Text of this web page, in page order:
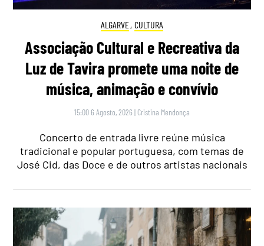
ALGARVE, CULTURA
Associação Cultural e Recreativa da
Luz de Tavira promete uma noite de
música, animação e convívio
15:00 6 Agosto, 2026 | Cristina Mendonça
Concerto de entrada livre reúne música
tradicional e popular portuguesa, com temas de
José Cid, das Doce e de outros artistas nacionais